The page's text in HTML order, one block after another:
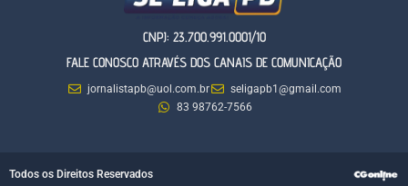
CNPJ: 23.700.991.0001/10
FALE CONOSCO ATRAVÉS DOS CANAIS DE COMUNICAÇÃO
jornalistapb@uol.com.br
seligapb1@gmail.com
83 98762-7566
Todos os Direitos Reservados